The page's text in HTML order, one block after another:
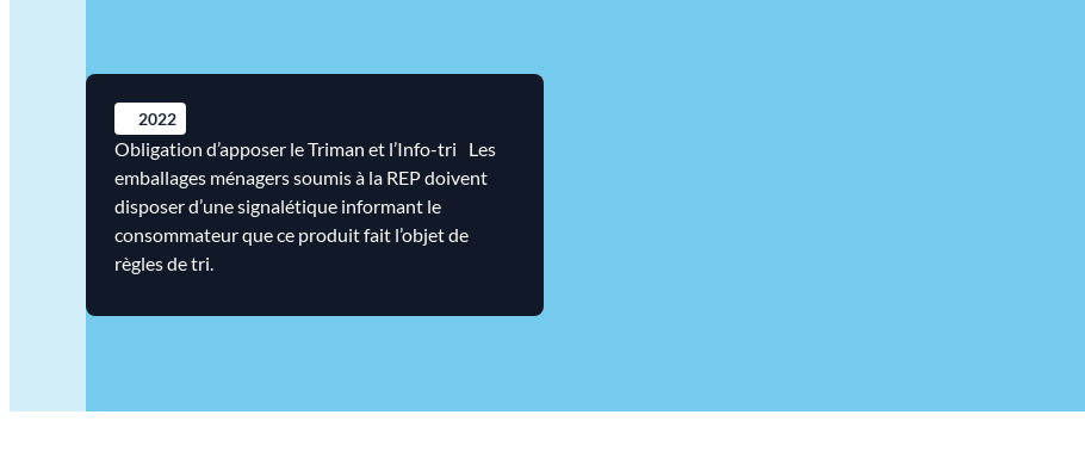
2022
Obligation d’apposer le Triman et l’Info-tri Les
emballages ménagers soumis à la REP doivent
disposer d’une signalétique informant le
consommateur que ce produit fait l’objet de
règles de tri.